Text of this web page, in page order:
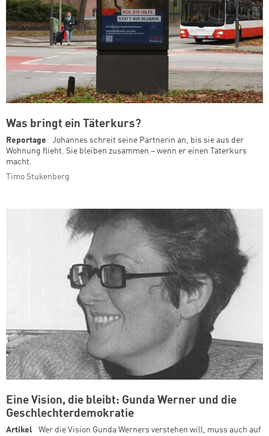
Was bringt ein Täterkurs?
Reportage
Johannes schreit seine Partnerin an, bis sie aus der
Wohnung flieht. Sie bleiben zusammen – wenn er einen Täterkurs
macht.
Timo Stukenberg
Eine Vision, die bleibt: Gunda Werner und die
Geschlechterdemokratie
Artikel
Wer die Vision Gunda Werners verstehen will, muss auch auf